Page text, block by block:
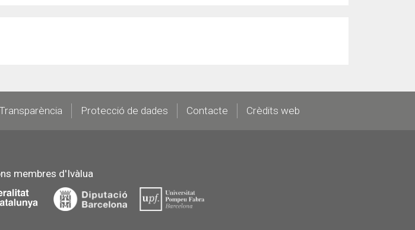
Protecció de dades Contacte Crèdits web
membres d'Ivàlua